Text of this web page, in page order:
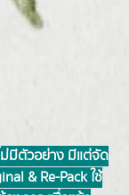
มีตัวอย่าง มีแต่จัด
& Re-Pack ใช้